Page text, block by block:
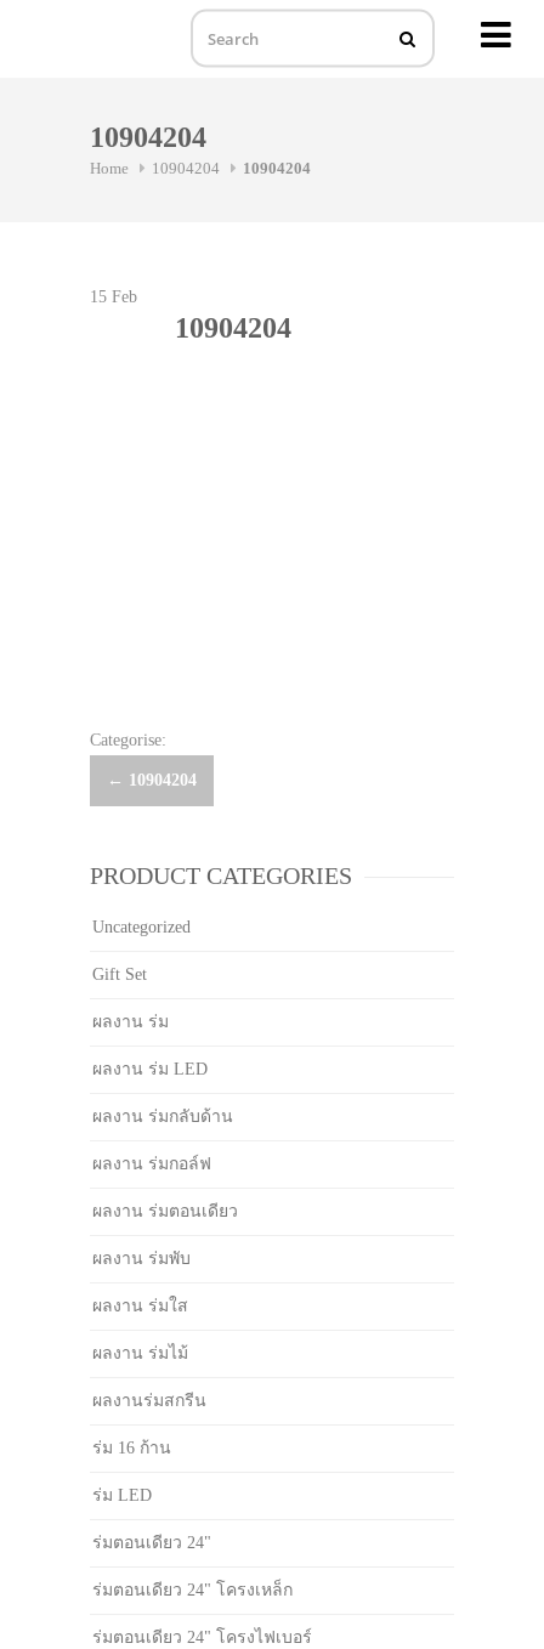
10904204
Home 10904204 10904204
15 Feb
10904204
Categorise:
Post
← 10904204
PRODUCT CATEGORIES
Uncategorized
Gift Set
ผลงาน ร่ม
ผลงาน ร่ม LED
ผลงาน ร่มกลับด้าน
ผลงาน ร่มกอล์ฟ
ผลงาน ร่มตอนเดียว
ผลงาน ร่มพับ
ผลงาน ร่มใส
ผลงาน ร่มไม้
ผลงานร่มสกรีน
ร่ม 16 ก้าน
ร่ม LED
ร่มตอนเดียว 24"
ร่มตอนเดียว 24" โครงเหล็ก
ร่มตอนเดียว 24" โครงไฟเบอร์